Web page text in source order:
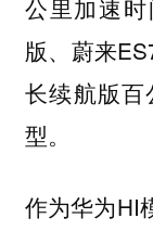
公里加速
版、蔚来
长续航版
型。
作为华为HI